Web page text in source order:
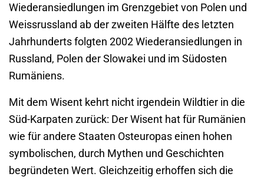
Wiederansiedlungen im Grenzgebiet von Polen und
Weissrussland ab der zweiten Hälfte des letzten
Jahrhunderts folgten 2002 Wiederansiedlungen in
Russland, Polen der Slowakei und im Südosten
Rumäniens.
Mit dem Wisent kehrt nicht irgendein Wildtier in die
Süd-Karpaten zurück: Der Wisent hat für Rumänien
wie für andere Staaten Osteuropas einen hohen
symbolischen, durch Mythen und Geschichten
begründeten Wert. Gleichzeitig erhoffen sich die